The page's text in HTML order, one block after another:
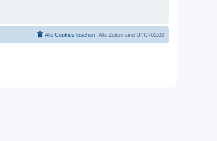
Alle Zeiten sind UTC+02:00
Alle Cookies löschen